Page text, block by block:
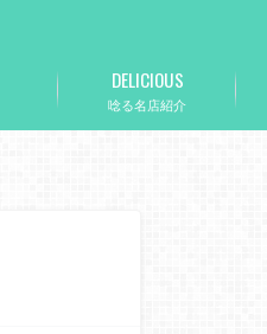
唸る名店紹介
DELICIOUS